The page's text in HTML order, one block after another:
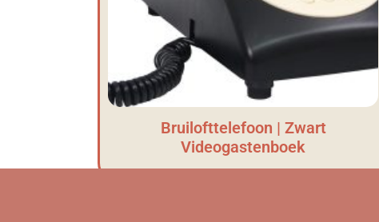
Bruilofttelefoon | Zwart
Videogastenboek